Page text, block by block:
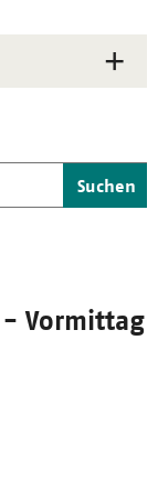
Suchen
- Vormittag